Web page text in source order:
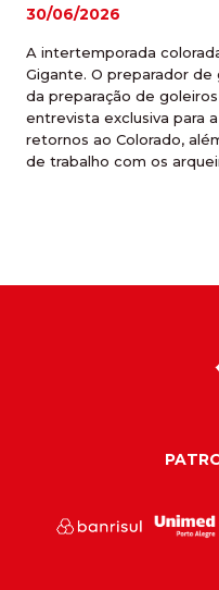
30/06/2026
A intertemporada
Gigante. O preparador de
da preparação de
entrevista exclusiva para
retornos ao Colorado,
de trabalho com os